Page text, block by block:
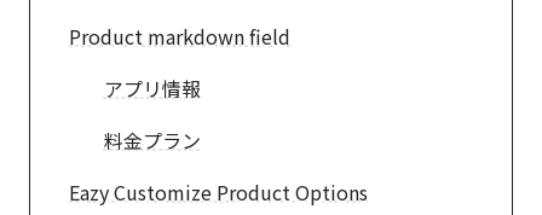
Product markdown field
アプリ情報
料金プラン
Eazy Customize Product Options